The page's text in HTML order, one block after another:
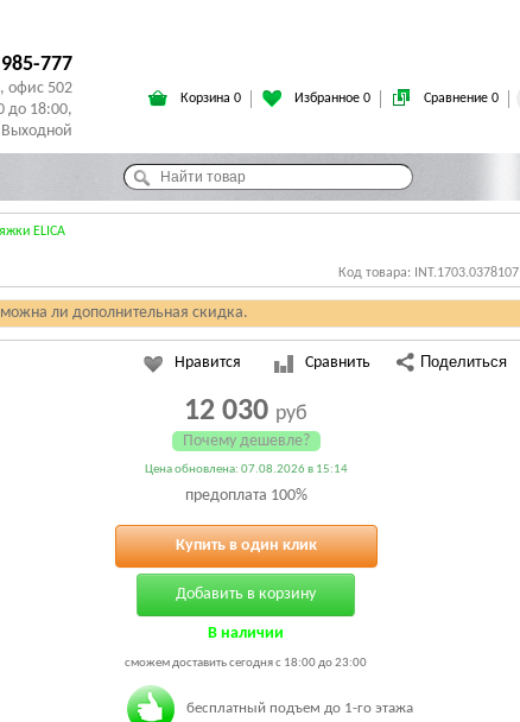
985-777
офис 502
до 18:00,
Корзина 0 Избранное 0 Сравнение 0
ELICA
Код товара: INT.1703.0378107
ли дополнительная скидка.
Нравится Сравнить
12 030 руб
Почему дешевле?
Цена обновлена: 07.08.2026 в 15:14
предоплата 100%
Купить в один клик
Добавить в корзину
В наличии
сможем доставить сегодня с 18:00 до 23:00
бесплатный подъем до 1-го этажа